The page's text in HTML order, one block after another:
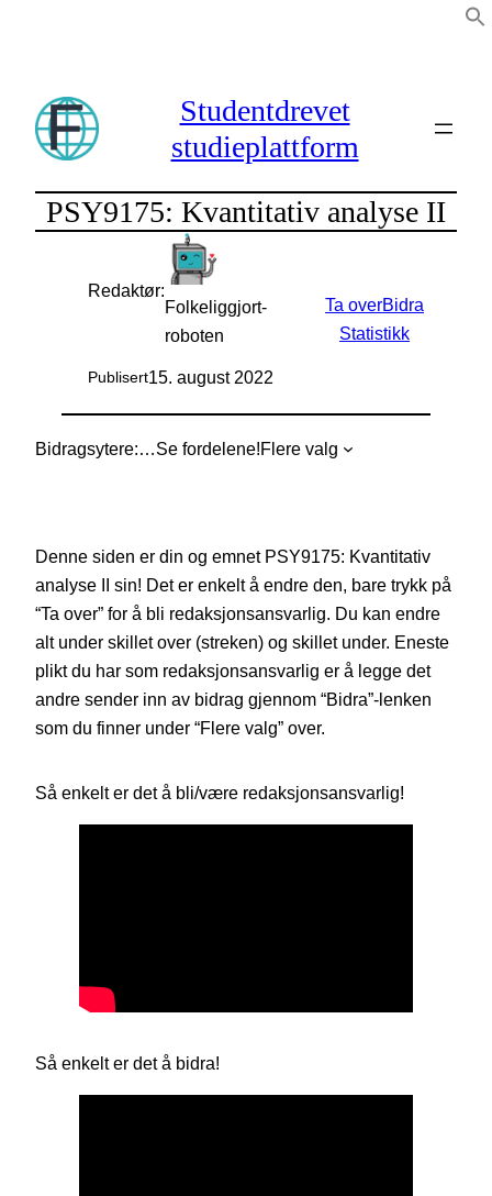
Studentdrevet
studieplattform
PSY9175: Kvantitativ analyse II
Redaktør:
Folkeliggjort-
roboten
Publisert15. august 2022
Ta overBidra
Statistikk
Bidragsytere: Se fordelene!Flere valg
Denne siden er din og emnet PSY9175: Kvantitativ
analyse II sin! Det er enkelt å endre den, bare trykk på
“Ta over” for å bli redaksjonsansvarlig. Du kan endre
alt under skillet over (streken) og skillet under. Eneste
plikt du har som redaksjonsansvarlig er å legge det
andre sender inn av bidrag gjennom “Bidra”-lenken
som du finner under “Flere valg” over.
Så enkelt er det å bli/være redaksjonsansvarlig!
Så enkelt er det å bidra!